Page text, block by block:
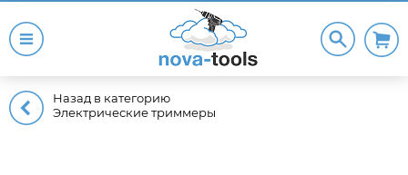
Назад в категорию
Электрические триммеры